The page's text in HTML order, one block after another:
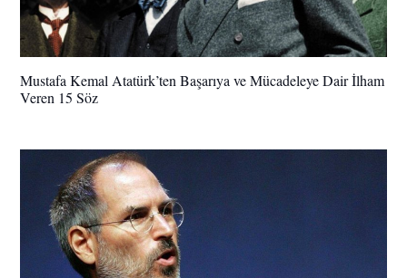
Mustafa Kemal Atatürk’ten Başarıya ve Mücadeleye Dair İlham
Veren 15 Söz